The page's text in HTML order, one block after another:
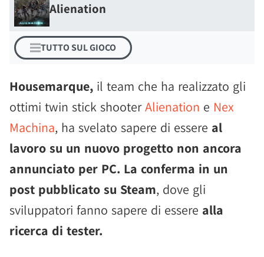
Alienation
TUTTO SUL GIOCO
Housemarque, il team che ha realizzato gli
ottimi twin stick shooterAlienation e Nex
Machina, ha svelato sapere di essere al
lavoro su un nuovo progetto non ancora
annunciato per PC. La conferma in un
post pubblicato su Steam, dove gli
sviluppatori fanno sapere di essere alla
ricerca di tester.